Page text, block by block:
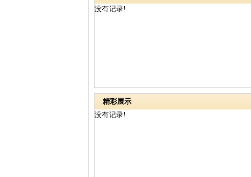
没有记录!
精彩展示
没有记录!